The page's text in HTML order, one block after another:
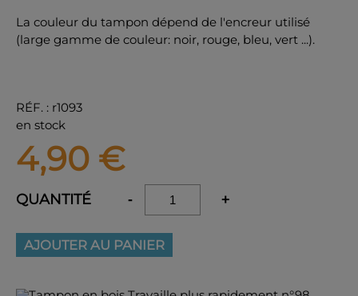
La couleur du tampon dépend de l'encreur utilisé
(large gamme de couleur: noir, rouge, bleu, vert ...).
RÉF. : r1093
en stock
4,90 €
QUANTITÉ - +
AJOUTER AU PANIER